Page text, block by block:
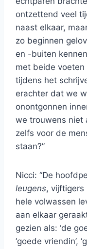
ontzettend veel
naast elkaar,
zo beginnen
en -buiten
met beide
tijdens het
erachter dat we
onontgonnen
we trouwens niet
zelfs voor de
staan?”
Nicci: “De
leugens, vijftigers
hele volwassen
aan elkaar
gezien als: ‘de
‘goede vriendin’,